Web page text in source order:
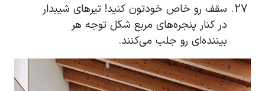
سقف رو خاص خودتون کنید! تیرهای شیبدار
در کنار پنجره‌های مربع شکل توجه هر
بیننده‌ای رو جلب می‌کنند.